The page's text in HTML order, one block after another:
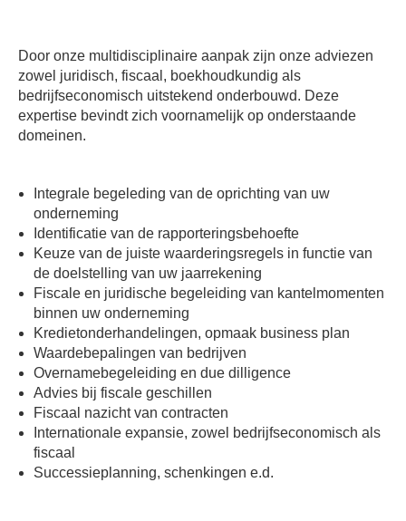
Door onze multidisciplinaire aanpak zijn onze adviezen
zowel juridisch, fiscaal, boekhoudkundig als
bedrijfseconomisch uitstekend onderbouwd. Deze
expertise bevindt zich voornamelijk op onderstaande
domeinen.
Integrale begeleding van de oprichting van uw
onderneming
Identificatie van de rapporteringsbehoefte
Keuze van de juiste waarderingsregels in functie van
de doelstelling van uw jaarrekening
Fiscale en juridische begeleiding van kantelmomenten
binnen uw onderneming
Kredietonderhandelingen, opmaak business plan
Waardebepalingen van bedrijven
Overnamebegeleiding en due dilligence
Advies bij fiscale geschillen
Fiscaal nazicht van contracten
Internationale expansie, zowel bedrijfseconomisch als
fiscaal
Successieplanning, schenkingen e.d.